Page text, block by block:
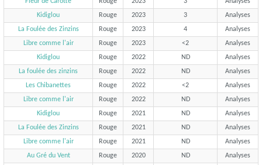
Kidiglou
Rouge 2023 3
Analyses
La Foulée des Zinzins
Rouge 2023 4
Analyses
Libre comme l'air
Rouge 2023 <2
Analyses
Kidiglou
Rouge 2022 ND
Analyses
La foulée des zinzins
Rouge 2022 ND
Analyses
Les Chibanettes
Rouge 2022 <2
Analyses
Libre comme l'air
Rouge 2022 ND
Analyses
Kidiglou
Rouge 2021 ND
Analyses
La Foulée des Zinzins
Rouge 2021 ND
Analyses
Libre comme l'air
Rouge 2021 ND
Analyses
Au Gré du Vent
Rouge 2020 ND
Analyses